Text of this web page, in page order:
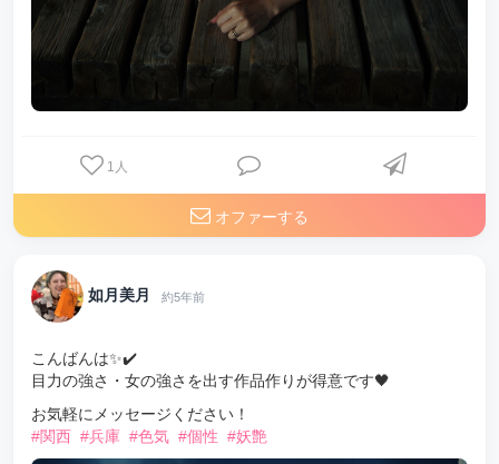
1 人
オファーする
如月美月 約5年前
こんばんは✨✔️
目力の強さ・女の強さを出す作品作りが得意です🖤
お気軽にメッセージください！
#関西 #兵庫 #色気 #個性 #妖艶